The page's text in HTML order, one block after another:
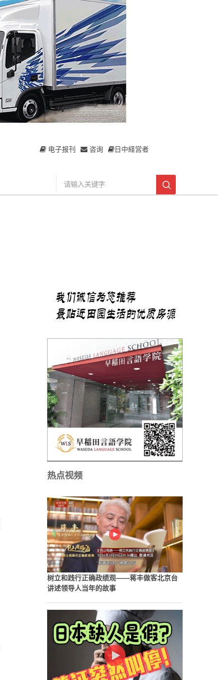
电子报刊 咨询 日中経営者
热点视频
树立和践行正确政绩观——蒋丰做客北京台
讲述领导人当年的故事